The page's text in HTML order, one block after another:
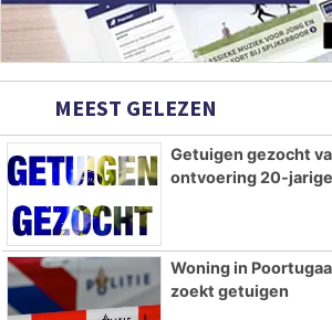
MEEST GELEZEN
Getuigen gezocht
ontvoering 20-
Woning in
zoekt getuigen